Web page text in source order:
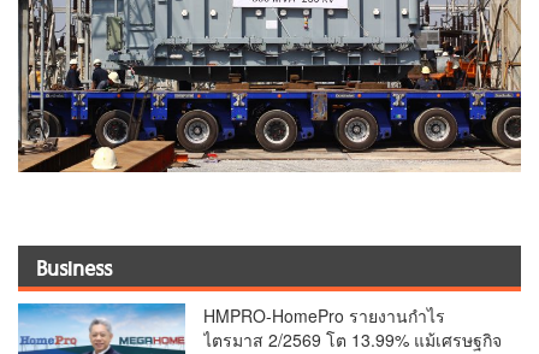
Business
HMPRO-HomePro รายงานกำไร
ไตรมาส 2/2569 โต 13.99% แม้เศรษฐกิจ